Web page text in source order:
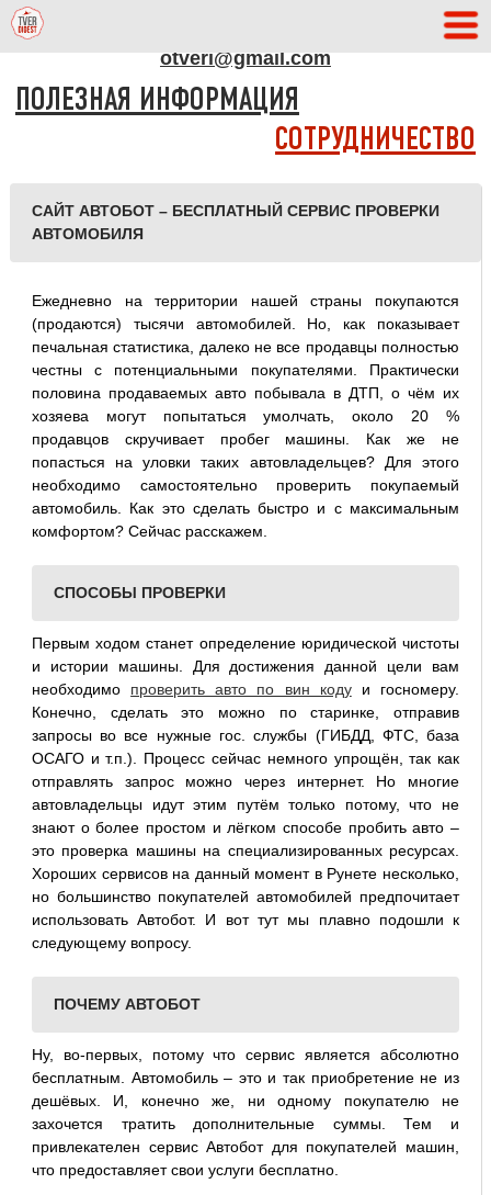
otveri@gmail.com
ПОЛЕЗНАЯ ИНФОРМАЦИЯ
СОТРУДНИЧЕСТВО
САЙТ АВТОБОТ – БЕСПЛАТНЫЙ СЕРВИС ПРОВЕРКИ
АВТОМОБИЛЯ
Ежедневно на территории нашей страны покупаются
(продаются) тысячи автомобилей. Но, как показывает
печальная статистика, далеко не все продавцы полностью
честны с потенциальными покупателями. Практически
половина продаваемых авто побывала в ДТП, о чём их
хозяева могут попытаться умолчать, около 20 %
продавцов скручивает пробег машины. Как же не
попасться на уловки таких автовладельцев? Для этого
необходимо самостоятельно проверить покупаемый
автомобиль. Как это сделать быстро и с максимальным
комфортом? Сейчас расскажем.
СПОСОБЫ ПРОВЕРКИ
Первым ходом станет определение юридической чистоты
и истории машины. Для достижения данной цели вам
необходимо проверить авто по вин кодуи госномеру.
Конечно, сделать это можно по старинке, отправив
запросы во все нужные гос. службы (ГИБДД, ФТС, база
ОСАГО и т.п.). Процесс сейчас немного упрощён, так как
отправлять запрос можно через интернет. Но многие
автовладельцы идут этим путём только потому, что не
знают о более простом и лёгком способе пробить авто –
это проверка машины на специализированных ресурсах.
Хороших сервисов на данный момент в Рунете несколько,
но большинство покупателей автомобилей предпочитает
использовать Автобот. И вот тут мы плавно подошли к
следующему вопросу.
ПОЧЕМУ АВТОБОТ
Ну, во-первых, потому что сервис является абсолютно
бесплатным. Автомобиль – это и так приобретение не из
дешёвых. И, конечно же, ни одному покупателю не
захочется тратить дополнительные суммы. Тем и
привлекателен сервис Автобот для покупателей машин,
что предоставляет свои услуги бесплатно.